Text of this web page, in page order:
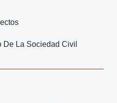
De La Sociedad Civil